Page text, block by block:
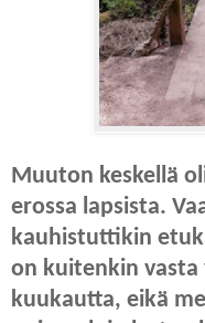
Muuton keskellä
erossa lapsista.
kauhistuttikin
on kuitenkin vasta
kuukautta, eikä